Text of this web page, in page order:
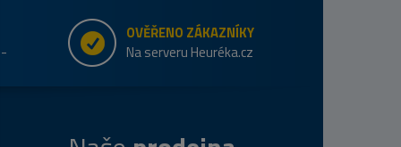
OVĚŘENO ZÁKAZNÍKY
Na serveru Heuréka.cz